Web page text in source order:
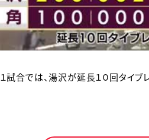
合では、湯沢が延長１０回タイブ